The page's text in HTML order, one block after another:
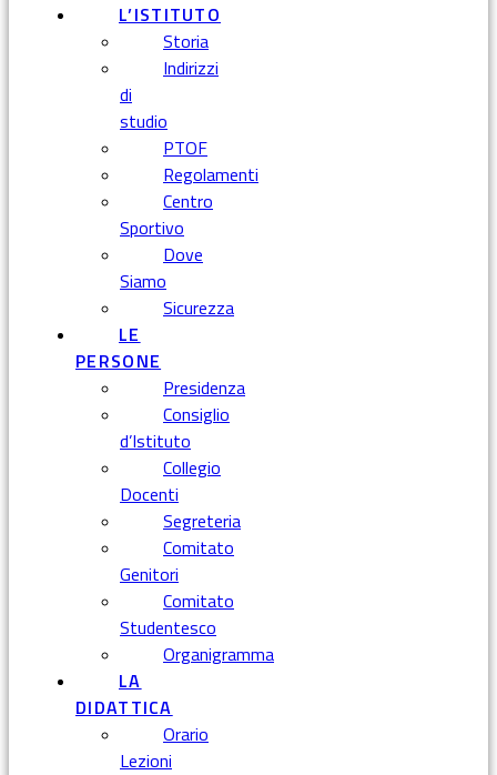
L’ISTITUTO
Storia
Indirizzi
di
studio
PTOF
Regolamenti
Centro
Sportivo
Dove
Siamo
Sicurezza
LE
PERSONE
Presidenza
Consiglio
d’Istituto
Collegio
Docenti
Segreteria
Comitato
Genitori
Comitato
Studentesco
Organigramma
LA
DIDATTICA
Orario
Lezioni